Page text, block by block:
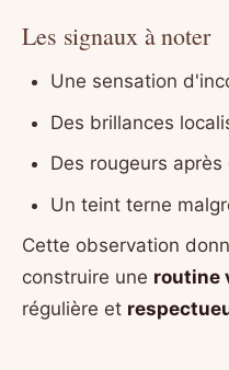
Les signaux à noter
Une sensation
Des brillances
Des rougeurs
Un teint terne
Cette observation
construire une routine
régulière et